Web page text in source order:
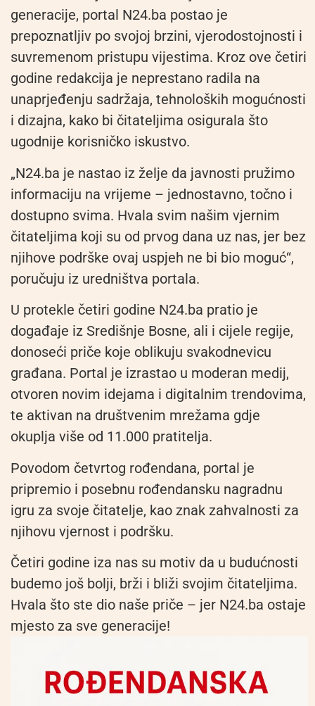
generacije, portal N24.ba postao je
prepoznatljiv po svojoj brzini, vjerodostojnosti i
suvremenom pristupu vijestima. Kroz ove četiri
godine redakcija je neprestano radila na
unaprjeđenju sadržaja, tehnoloških mogućnosti
i dizajna, kako bi čitateljima osigurala što
ugodnije korisničko iskustvo.
„N24.ba je nastao iz želje da javnosti pružimo
informaciju na vrijeme – jednostavno, točno i
dostupno svima. Hvala svim našim vjernim
čitateljima koji su od prvog dana uz nas, jer bez
njihove podrške ovaj uspjeh ne bi bio moguć“,
poručuju iz uredništva portala.
U protekle četiri godine N24.ba pratio je
događaje iz Središnje Bosne, ali i cijele regije,
donoseći priče koje oblikuju svakodnevicu
građana. Portal je izrastao u moderan medij,
otvoren novim idejama i digitalnim trendovima,
te aktivan na društvenim mrežama gdje
okuplja više od 11.000 pratitelja.
Povodom četvrtog rođendana, portal je
pripremio i posebnu rođendansku nagradnu
igru za svoje čitatelje, kao znak zahvalnosti za
njihovu vjernost i podršku.
Četiri godine iza nas su motiv da u budućnosti
budemo još bolji, brži i bliži svojim čitateljima.
Hvala što ste dio naše priče – jer N24.ba ostaje
mjesto za sve generacije!